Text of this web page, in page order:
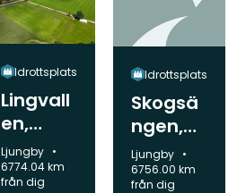
Idrottsplats
Lingvall
en,
idrottsp
lats
Kommun:
Ljungby
6774.04 km
från dig
Idrottsplats
Skogsä
ngen,
idrottsp
lats
Kommun:
Ljungby
6756.00 km
från dig